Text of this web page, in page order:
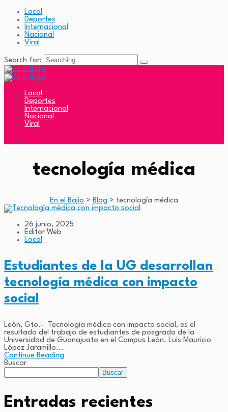
Local
Deportes
Internacional
Nacional
Viral
Search for:
Local
Deportes
Internacional
Nacional
Viral
tecnología médica
En el Bajio > Blog > tecnología médica
26 junio, 2025
Editor Web
Local
Estudiantes de la UG desarrollan
tecnología médica con impacto
social
León, Gto.- Tecnología médica con impacto social, es el
resultado del trabajo de estudiantes de posgrado de la
Universidad de Guanajuato en el Campus León. Luis Mauricio
López Jaramillo...
Continue Reading
Buscar
Buscar
Entradas recientes